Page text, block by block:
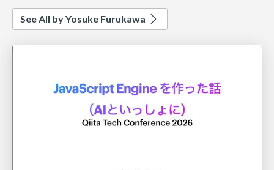
See All by Yosuke Furukawa